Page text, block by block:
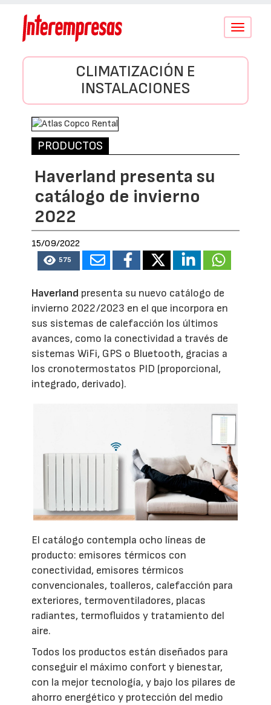
Conmutar
CLIMATIZACIÓN E
INSTALACIONES
PRODUCTOS
Haverland presenta su
catálogo de invierno
2022
15/09/2022
575
Haverland presenta su nuevo catálogo de
invierno 2022/2023 en el que incorpora en
sus sistemas de calefacción los últimos
avances, como la conectividad a través de
sistemas WiFi, GPS o Bluetooth, gracias a
los cronotermostatos PID (proporcional,
integrado, derivado).
El catálogo contempla ocho líneas de
producto: emisores térmicos con
conectividad, emisores térmicos
convencionales, toalleros, calefacción para
exteriores, termoventiladores, placas
radiantes, termofluidos y tratamiento del
aire.
Todos los productos están diseñados para
conseguir el máximo confort y bienestar,
con la mejor tecnología, y bajo los pilares de
ahorro energético y protección del medio